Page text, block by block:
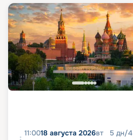
11:0018 августа 2026вт 5 дн/4